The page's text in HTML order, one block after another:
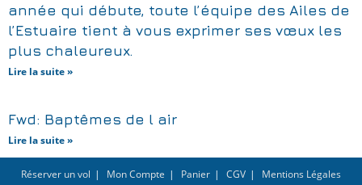
année qui débute, toute l’équipe des Ailes de
l’Estuaire tient à vous exprimer ses vœux les
plus chaleureux.
Lire la suite »
Fwd: Baptêmes de l air
Lire la suite »
Réserver un vol Mon Compte Panier CGV Mentions Légales